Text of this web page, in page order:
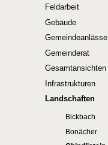
Feldarbeit
Gebäude
Gemeindeanlässe
Gemeinderat
Gesamtansichten
Infrastrukturen
Landschaften
Bickbach
Bonächer